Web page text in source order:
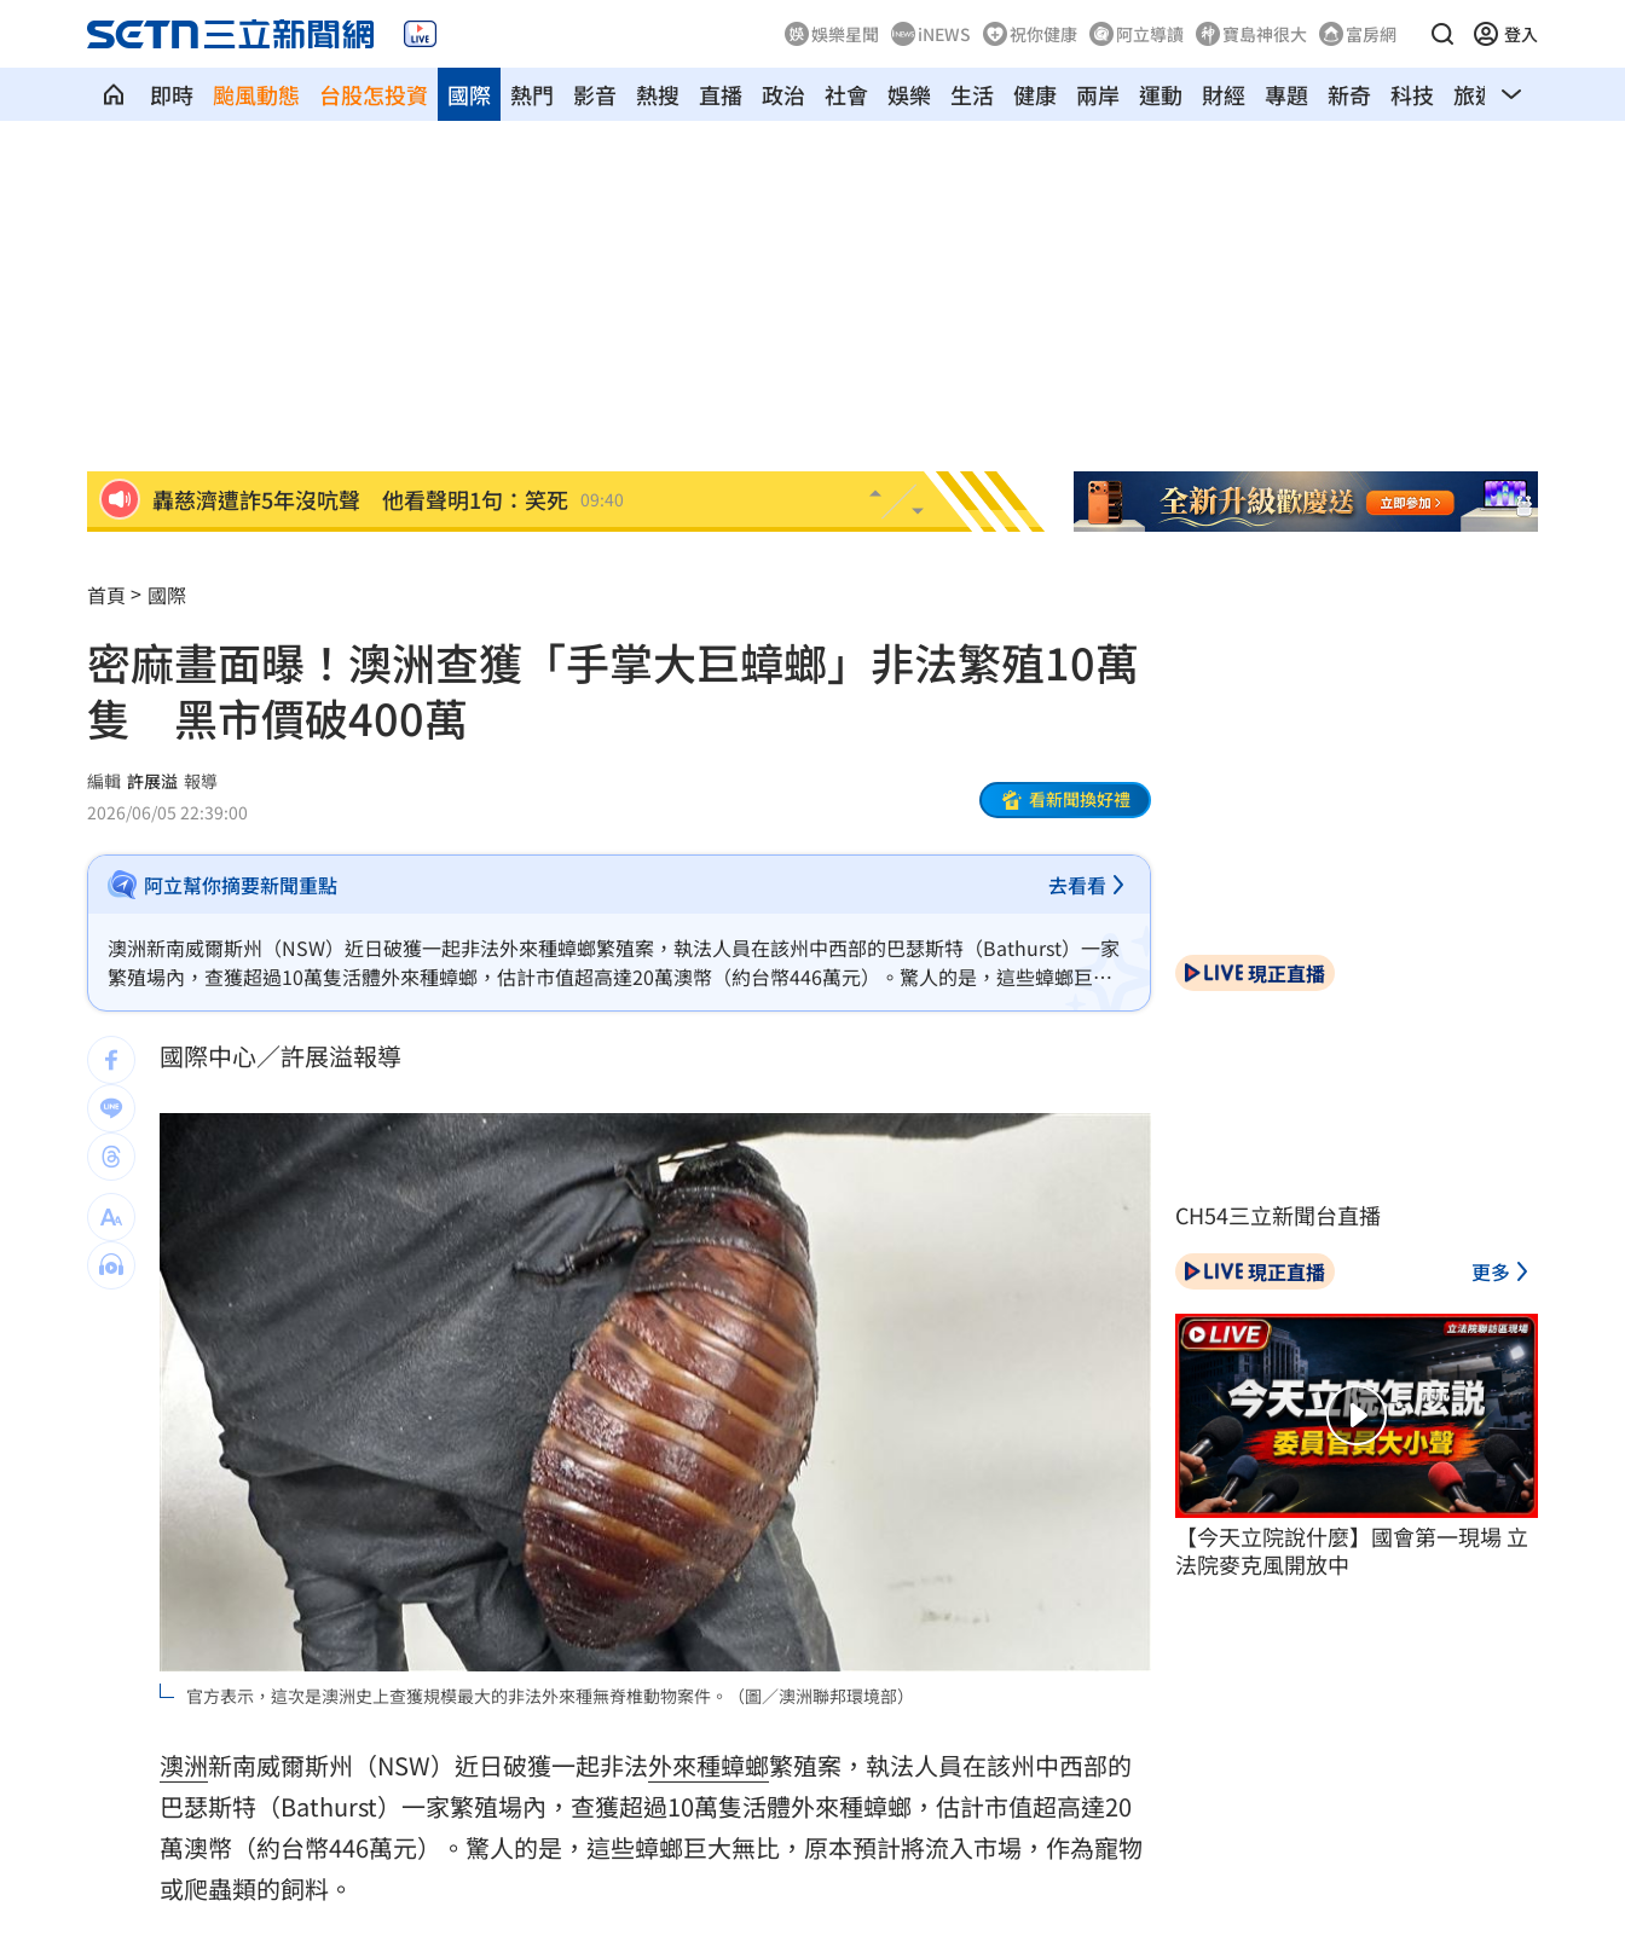
娛樂星聞 iNEWS 祝你健康 阿立導讀 寶島神很大 富房網 登入
即時 颱風動態 台股怎投資 熱門 影音 熱搜 直播 政治 社會 娛樂 生活 健康
國際 兩岸 運動 財經 專題 新奇 科技 旅遊 汽車
轟慈濟遭詐5年沒吭聲 他看聲明1句：笑死 09:40
離婚台中富商 八點檔女星首合體兒女哭了
12秒斷魂片曝！水果商員工…卡擠扁車頭亡 09:31
陳妍希離婚陳曉 9歲兒暴風式抽高近照曝
慈濟被詐10億！蔣萬安「名言」翻車被酸爆
新片遭刪戲 羅志祥被目擊赴泰拜四面佛
苦苓喊「唐朝不存在」 網紅批瞎編歷史
兒父親節喊我沒有爸爸 明金成遺孀心酸 09:19
違約交割飆近100億！將「犯1次就圈存」
川普對「多晶矽」徵15%關稅 這時間生效 09:13
開盤／台積電漲20元領軍 台股漲近400點 09:09
川普造勢又出狂言！嗆電動車駕駛「有病」 09:05
拒為產能過剩道歉！外媒嗆中國 09:03
台灣彩券開獎直播中 20:31
LIVE三立+24小時直播 15:27
三立iNEWS新聞台線上直播 18:00
理想混蛋號召粉絲跨海追星吃美食！ 18:15
首頁 國際
密麻畫面曝！澳洲查獲「手掌大巨蟑螂」非法繁殖10萬
隻 黑市價破400萬
編輯 許展溢 報導
2026/06/05 22:39:00
看新聞換好禮
阿立幫你摘要新聞重點 去看看
澳洲新南威爾斯州（NSW）近日破獲一起非法外來種蟑螂繁殖案，執法人員在該州中西部的巴瑟斯特（Bathurst）一家
繁殖場內，查獲超過10萬隻活體外來種蟑螂，估計市值超高達20萬澳幣（約台幣446萬元）。驚人的是，這些蟑螂巨大
無比，原本預計將流入市場，作為寵物或爬蟲類的飼料。
國際中心／許展溢報導
官方表示，這次是澳洲史上查獲規模最大的非法外來種無脊椎動物案件。（圖／澳洲聯邦環境部）
澳洲新南威爾斯州（NSW）近日破獲一起非法外來種蟑螂繁殖案，執法人員在該州中西部的
巴瑟斯特（Bathurst）一家繁殖場內，查獲超過10萬隻活體外來種蟑螂，估計市值超高達20
萬澳幣（約台幣446萬元）。驚人的是，這些蟑螂巨大無比，原本預計將流入市場，作為寵物
或爬蟲類的飼料。
現正直播
CH54三立新聞台直播
現正直播 更多
【今天立院說什麼】國會第一現場 立
法院麥克風開放中